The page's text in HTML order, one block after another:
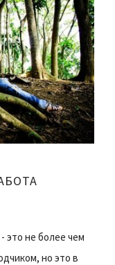
это не более чем
но это в